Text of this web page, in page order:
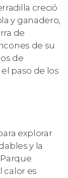
creció
y ganadero,
de
de su
de
paso de los
explorar
y la
calor es